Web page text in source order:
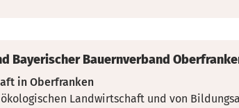
Bayerischer Bauernverband
in Oberfranken
Landwirtschaft und von